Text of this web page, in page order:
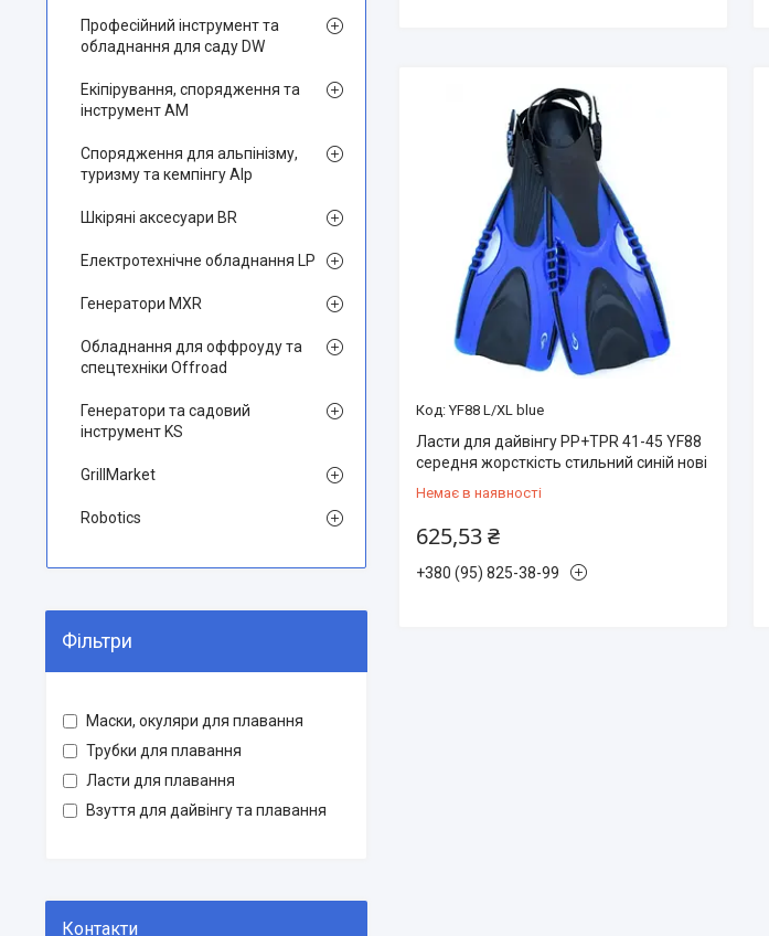
YF88 L/XL blue
Ласти для дайвінгу PP+TPR 41-45 YF88
середня жорсткість стильний синій нові
Немає в наявності
625,53 ₴
+380 (95) 825-38-99
Професійний інструмент та
обладнання для саду DW
Екіпірування, спорядження та
інструмент AM
Спорядження для альпінізму,
туризму та кемпінгу Alp
Шкіряні аксесуари BR
Електротехнічне обладнання LP
Генератори MXR
Обладнання для оффроуду та
спецтехніки Offroad
Генератори та садовий
інструмент KS
GrillMarket
Robotics
Фільтри
Маски, окуляри для плавання
Трубки для плавання
Ласти для плавання
Взуття для дайвінгу та плавання